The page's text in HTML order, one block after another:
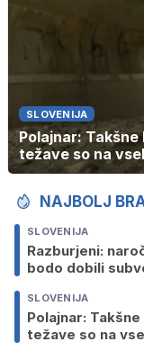
SLOVENIJA
Polajnar: Takšne
težave so na
NAJBOLJ
SLOVENIJA
Razburjeni:
bodo dobili
SLOVENIJA
Polajnar:
težave so na